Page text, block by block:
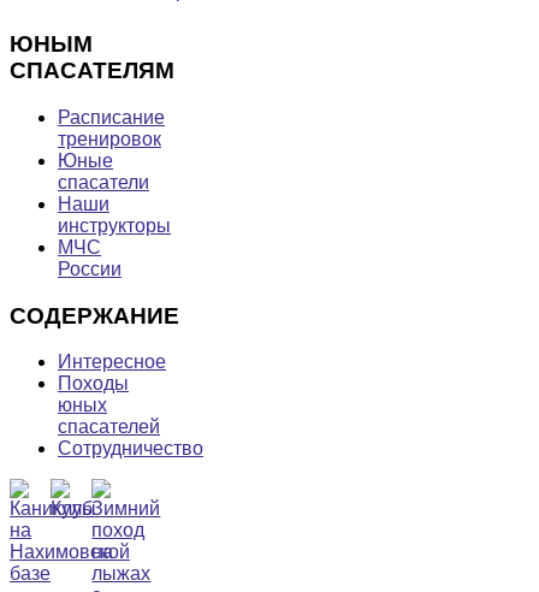
ЮНЫМ
СПАСАТЕЛЯМ
Расписание
тренировок
Юные
спасатели
Наши
инструкторы
МЧС
России
СОДЕРЖАНИЕ
Интересное
Походы
юных
спасателей
Сотрудничество